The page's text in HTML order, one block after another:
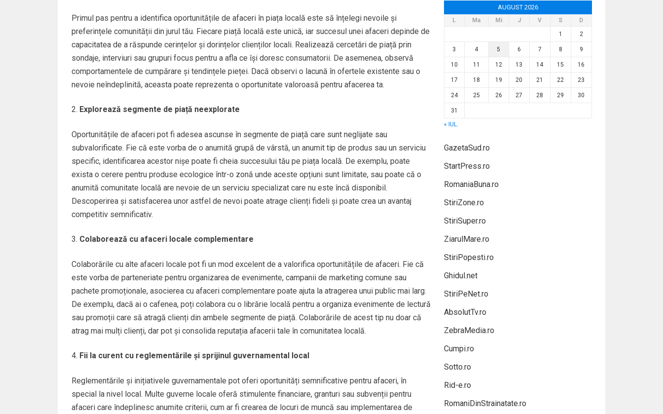
Primul pas pentru a identifica oportunitățile de afaceri în piața locală este să înțelegi nevoile și
preferințele comunității din jurul tău. Fiecare piață locală este unică, iar succesul unei afaceri depinde de
capacitatea de a răspunde cerințelor și dorințelor clienților locali. Realizează cercetări de piață prin
sondaje, interviuri sau grupuri focus pentru a afla ce își doresc consumatorii. De asemenea, observă
comportamentele de cumpărare și tendințele pieței. Dacă observi o lacună în ofertele existente sau o
nevoie neîndeplinită, aceasta poate reprezenta o oportunitate valoroasă pentru afacerea ta.
Explorează segmente de piață neexplorate
Oportunitățile de afaceri pot fi adesea ascunse în segmente de piață care sunt neglijate sau
subvalorificate. Fie că este vorba de o anumită grupă de vârstă, un anumit tip de produs sau un serviciu
specific, identificarea acestor nișe poate fi cheia succesului tău pe piața locală. De exemplu, poate
exista o cerere pentru produse ecologice într-o zonă unde aceste opțiuni sunt limitate, sau poate că o
anumită comunitate locală are nevoie de un serviciu specializat care nu este încă disponibil.
Descoperirea și satisfacerea unor astfel de nevoi poate atrage clienți fideli și poate crea un avantaj
competitiv semnificativ.
Colaborează cu afaceri locale complementare
Colaborările cu alte afaceri locale pot fi un mod excelent de a valorifica oportunitățile de afaceri. Fie că
este vorba de parteneriate pentru organizarea de evenimente, campanii de marketing comune sau
pachete promoționale, asocierea cu afaceri complementare poate ajuta la atragerea unui public mai larg.
De exemplu, dacă ai o cafenea, poți colabora cu o librărie locală pentru a organiza evenimente de lectură
sau promoții care să atragă clienți din ambele segmente de piață. Colaborările de acest tip nu doar că
atrag mai mulți clienți, dar pot și consolida reputația afacerii tale în comunitatea locală.
Fii la curent cu reglementările și sprijinul guvernamental local
Reglementările și inițiativele guvernamentale pot oferi oportunități semnificative pentru afaceri, în
special la nivel local. Multe guverne locale oferă stimulente financiare, granturi sau subvenții pentru
afaceri care îndeplinesc anumite criterii, cum ar fi crearea de locuri de muncă sau implementarea de
AUGUST 2026
L Ma Mi J V S
D
1
2
3 4 5 6 7 8 9
10 11 12 13 14 15 16
17 18 19 20 21 22 23
24 25 26 27 28 29 30
31
« IUL.
GazetaSud.ro
StartPress.ro
RomaniaBuna.ro
StiriZone.ro
StiriSuper.ro
ZiarulMare.ro
StiriPopesti.ro
Ghidul.net
StiriPeNet.ro
AbsolutTv.ro
ZebraMedia.ro
Cumpi.ro
Sotto.ro
Rid-e.ro
RomaniDinStrainatate.ro